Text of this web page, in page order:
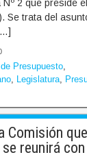
2 que preside
Se trata del
Presupuesto
Legislatura
Comisión
reunirá